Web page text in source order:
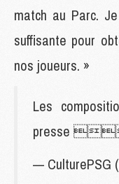
match au Parc.
suffisante pour
nos joueurs. »
Les
presse
— CulturePSG